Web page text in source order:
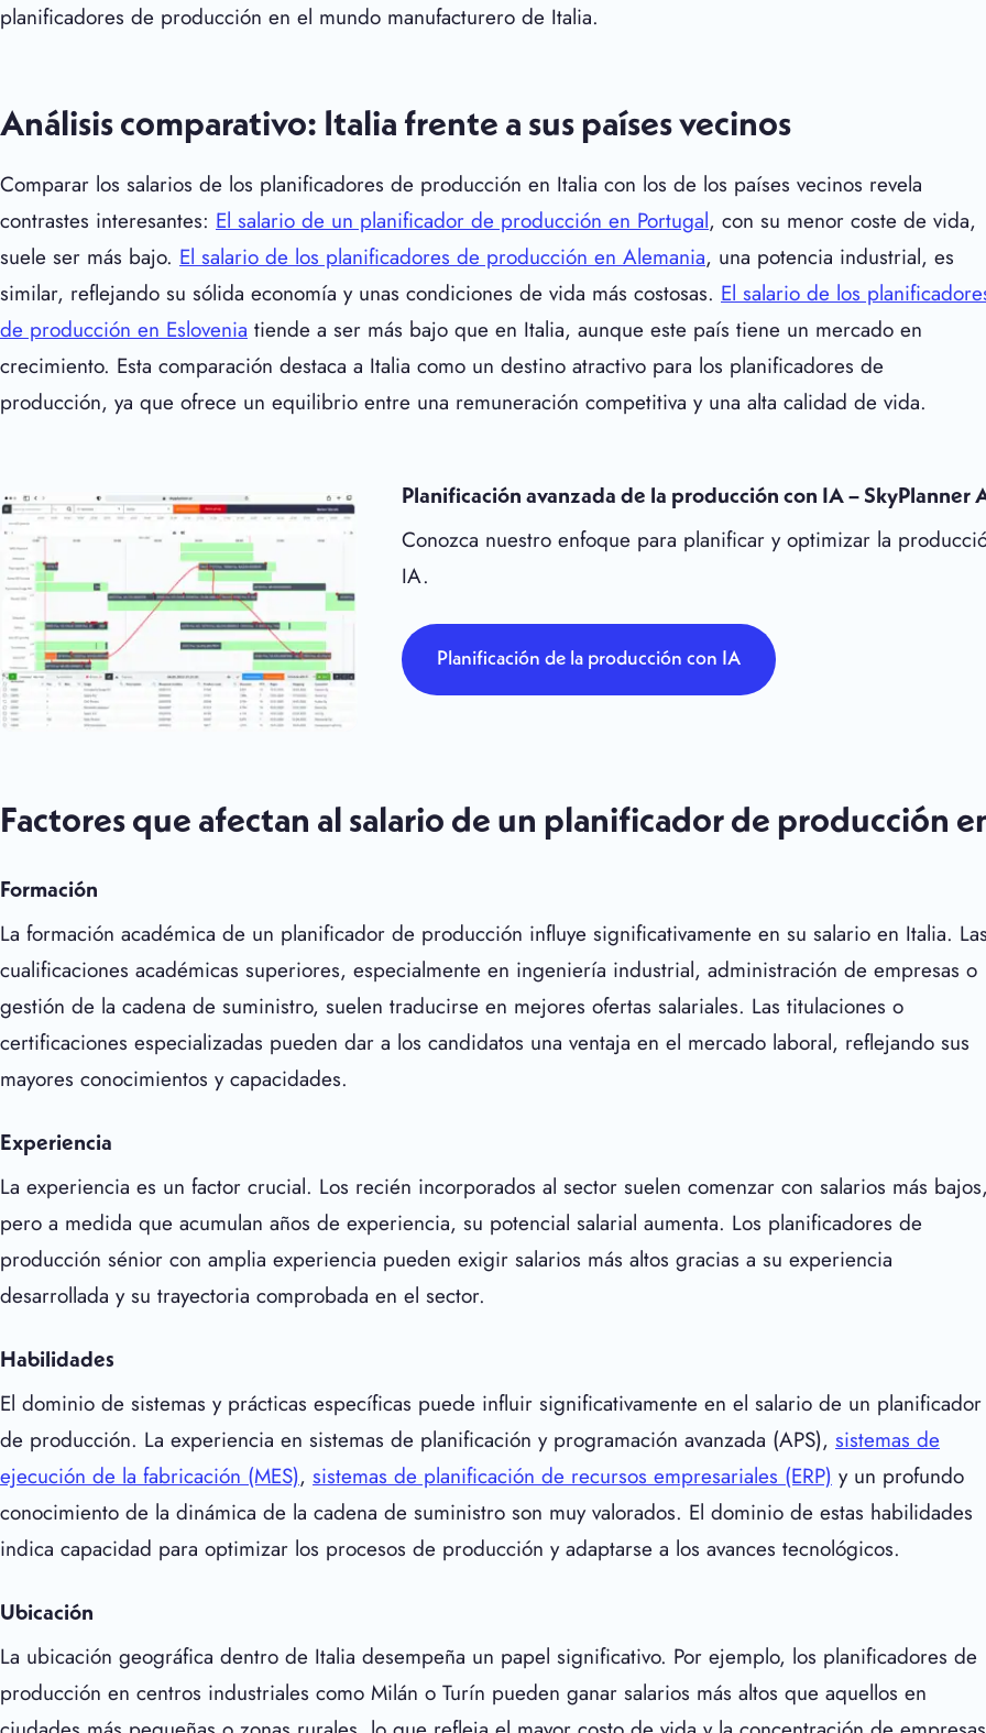
planificadores de producción en el mundo manufacturero de Italia.
Análisis comparativo: Italia frente a sus países vecinos
Comparar los salarios de los planificadores de producción en Italia con los de los países vecinos revela
contrastes interesantes: El salario de un planificador de producción en Portugal, con su menor coste de vida,
suele ser más bajo. El salario de los planificadores de producción en Alemania, una potencia industrial, es
similar, reflejando su sólida economía y unas condiciones de vida más costosas. El salario de los
de producción en Eslovenia tiende a ser más bajo que en Italia, aunque este país tiene un mercado en
crecimiento. Esta comparación destaca a Italia como un destino atractivo para los planificadores de
producción, ya que ofrece un equilibrio entre una remuneración competitiva y una alta calidad de vida.
Planificación avanzada de la producción con IA – SkyPlanner
Conozca nuestro enfoque para planificar y optimizar la
IA.
Planificación de la producción con IA
Factores que afectan al salario de un planificador de producción
Formación
La formación académica de un planificador de producción influye significativamente en su salario en Italia.
cualificaciones académicas superiores, especialmente en ingeniería industrial, administración de empresas o
gestión de la cadena de suministro, suelen traducirse en mejores ofertas salariales. Las titulaciones o
certificaciones especializadas pueden dar a los candidatos una ventaja en el mercado laboral, reflejando sus
mayores conocimientos y capacidades.
Experiencia
La experiencia es un factor crucial. Los recién incorporados al sector suelen comenzar con salarios más
pero a medida que acumulan años de experiencia, su potencial salarial aumenta. Los planificadores de
producción sénior con amplia experiencia pueden exigir salarios más altos gracias a su experiencia
desarrollada y su trayectoria comprobada en el sector.
Habilidades
El dominio de sistemas y prácticas específicas puede influir significativamente en el salario de un planificador
de producción. La experiencia en sistemas de planificación y programación avanzada (APS), sistemas de
ejecución de la fabricación (MES), sistemas de planificación de recursos empresariales (ERP) y un profundo
conocimiento de la dinámica de la cadena de suministro son muy valorados. El dominio de estas habilidades
indica capacidad para optimizar los procesos de producción y adaptarse a los avances tecnológicos.
Ubicación
La ubicación geográfica dentro de Italia desempeña un papel significativo. Por ejemplo, los planificadores de
producción en centros industriales como Milán o Turín pueden ganar salarios más altos que aquellos en